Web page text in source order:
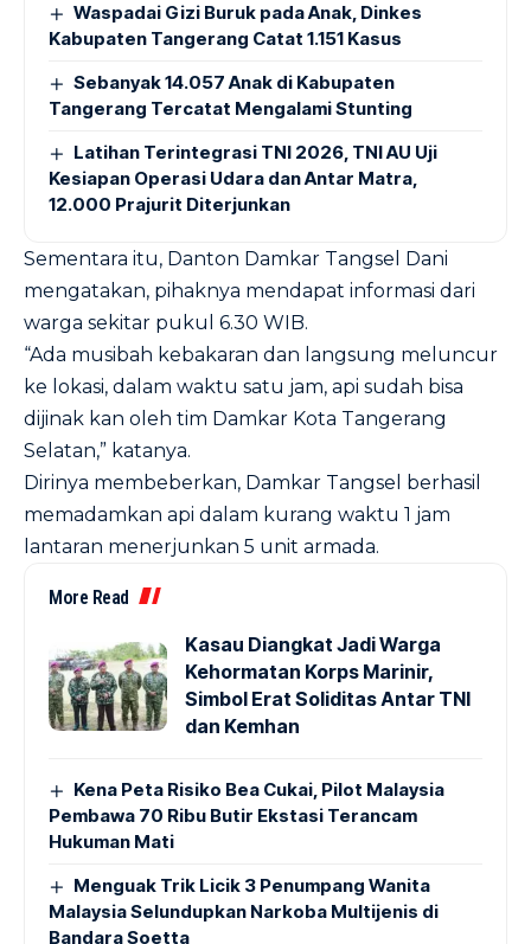
Waspadai Gizi Buruk pada Anak, Dinkes
Kabupaten Tangerang Catat 1.151 Kasus
Sebanyak 14.057 Anak di Kabupaten
Tangerang Tercatat Mengalami Stunting
Latihan Terintegrasi TNI 2026, TNI AU Uji
Kesiapan Operasi Udara dan Antar Matra,
12.000 Prajurit Diterjunkan
Sementara itu, Danton Damkar Tangsel Dani
mengatakan, pihaknya mendapat informasi dari
warga sekitar pukul 6.30 WIB.
“Ada musibah kebakaran dan langsung meluncur
ke lokasi, dalam waktu satu jam, api sudah bisa
dijinak kan oleh tim Damkar Kota Tangerang
Selatan,” katanya.
Dirinya membeberkan, Damkar Tangsel berhasil
memadamkan api dalam kurang waktu 1 jam
lantaran menerjunkan 5 unit armada.
More Read
Kasau Diangkat Jadi Warga
Kehormatan Korps Marinir,
Simbol Erat Soliditas Antar TNI
dan Kemhan
Kena Peta Risiko Bea Cukai, Pilot Malaysia
Pembawa 70 Ribu Butir Ekstasi Terancam
Hukuman Mati
Menguak Trik Licik 3 Penumpang Wanita
Malaysia Selundupkan Narkoba Multijenis di
Bandara Soetta